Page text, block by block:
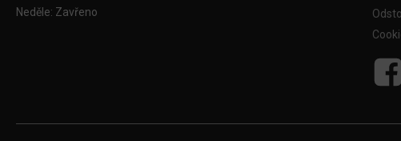
Neděle: Zavřeno